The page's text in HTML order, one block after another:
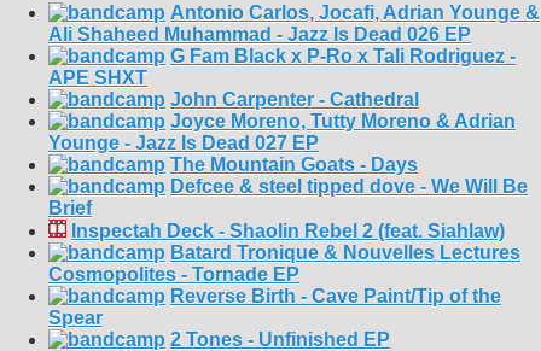
Antonio Carlos, Jocafi, Adrian Younge &
Ali Shaheed Muhammad - Jazz Is Dead 026 EP
G Fam Black x P-Ro x Tali Rodriguez -
APE SHXT
John Carpenter - Cathedral
Joyce Moreno, Tutty Moreno & Adrian
Younge - Jazz Is Dead 027 EP
The Mountain Goats - Days
Defcee & steel tipped dove - We Will Be
Brief
Inspectah Deck - Shaolin Rebel 2 (feat. Siahlaw)
Batard Tronique & Nouvelles Lectures
Cosmopolites - Tornade EP
Reverse Birth - Cave Paint/Tip of the
Spear
2 Tones - Unfinished EP